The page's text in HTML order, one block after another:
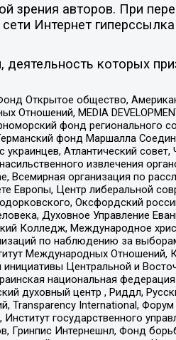
зрения авторов. При
Интернет
которых
Открытое общество,
MEDIA
фонд регионального
фонд Маршалла
Атлантический совет,
извлечения
Всемирная организация по
Европы, Центр либеральной
Оксфордский
Духовное Управление
Колледж, Международное
по наблюдению за
Международных
инициативы Центральной и
национальная
духовный центр , Риддл,
Transparеncy International,
государственного
Гринпис Интернешнл, Фонд